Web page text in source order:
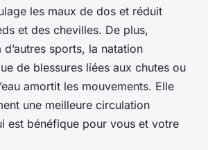
les maux de dos et réduit
et des chevilles. De plus,
sports, la natation
de blessures liées aux chutes ou
amortit les mouvements. Elle
une meilleure circulation
est bénéfique pour vous et votre